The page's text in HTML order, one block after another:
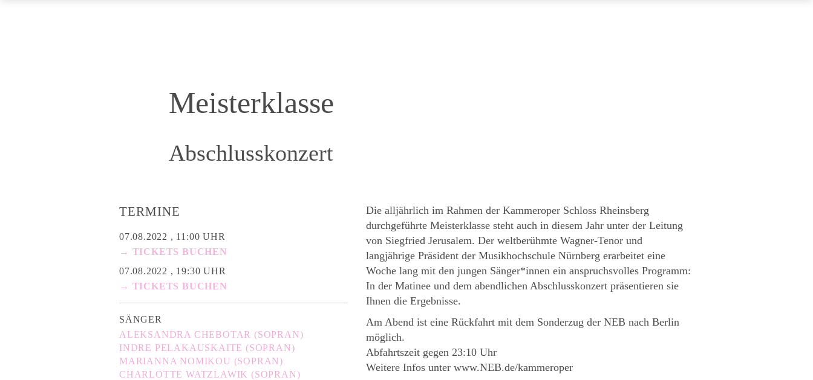
Meisterklasse
Abschlusskonzert
TERMINE
07.08.2022 , 11:00 UHR
→ TICKETS BUCHEN
07.08.2022 , 19:30 UHR
→ TICKETS BUCHEN
SÄNGER
ALEKSANDRA CHEBOTAR (SOPRAN)
INDRE PELAKAUSKAITE (SOPRAN)
MARIANNA NOMIKOU (SOPRAN)
CHARLOTTE WATZLAWIK (SOPRAN)
Die alljährlich im Rahmen der Kammeroper Schloss Rheinsberg
durchgeführte Meisterklasse steht auch in diesem Jahr unter der Leitung
von Siegfried Jerusalem. Der weltberühmte Wagner-Tenor und
langjährige Präsident der Musikhochschule Nürnberg erarbeitet eine
Woche lang mit den jungen Sänger*innen ein anspruchsvolles Programm:
In der Matinee und dem abendlichen Abschlusskonzert präsentieren sie
Ihnen die Ergebnisse.
Am Abend ist eine Rückfahrt mit dem Sonderzug der NEB nach Berlin
möglich.
Abfahrtszeit gegen 23:10 Uhr
Weitere Infos unter www.NEB.de/kammeroper